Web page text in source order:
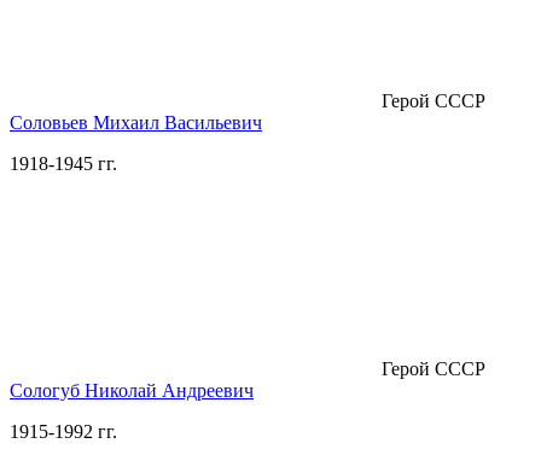
Герой СССР
Соловьев Михаил Васильевич
1918-1945 гг.
Герой СССР
Сологуб Николай Андреевич
1915-1992 гг.